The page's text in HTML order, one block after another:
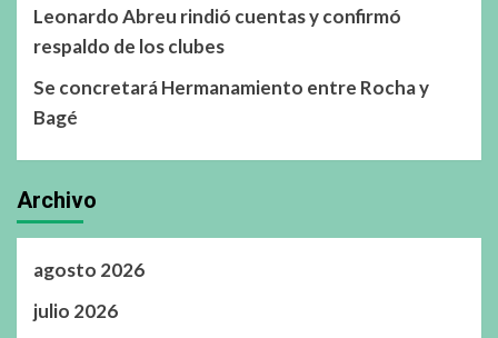
Leonardo Abreu rindió cuentas y confirmó
respaldo de los clubes
Se concretará Hermanamiento entre Rocha y
Bagé
Archivo
agosto 2026
julio 2026